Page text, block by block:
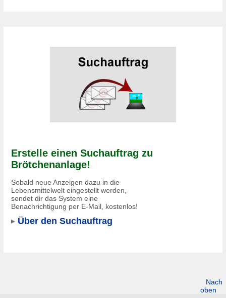
Erstelle einen Suchauftrag zu
Brötchenanlage!
Sobald neue Anzeigen dazu in die
Lebensmittelwelt eingestellt werden,
sendet dir das System eine
Benachrichtigung per E-Mail, kostenlos!
Über den Suchauftrag
Nach
oben